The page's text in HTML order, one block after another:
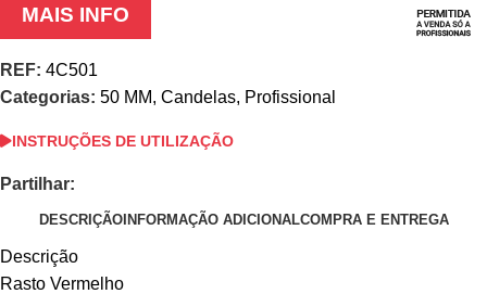
MAIS INFO
REF: 4C501
Categorias: 50 MM, Candelas, Profissional
INSTRUÇÕES DE UTILIZAÇÃO
Partilhar:
DESCRIÇÃOINFORMAÇÃO ADICIONALCOMPRA E ENTREGA
Descrição
Rasto Vermelho